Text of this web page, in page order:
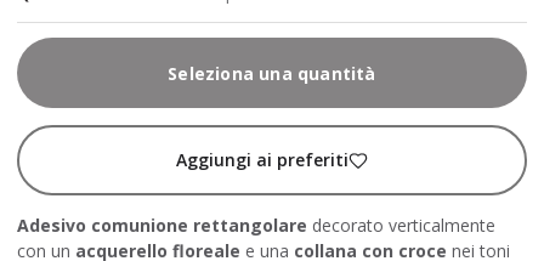
Seleziona una quantità
Aggiungi ai preferiti
Adesivo comunione rettangolare decorato verticalmente
con un acquerello floreale e una collana con croce nei toni